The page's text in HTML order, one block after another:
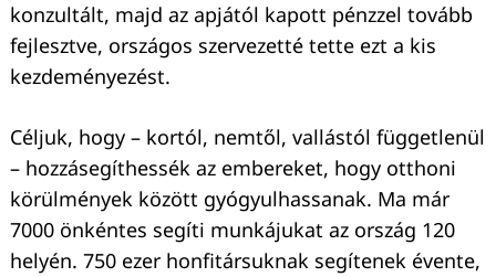
konzultált, majd az apjától kapott pénzzel tovább
fejlesztve, országos szervezetté tette ezt a kis
kezdeményezést.
Céljuk, hogy – kortól, nemtől, vallástól függetlenül
– hozzásegíthessék az embereket, hogy otthoni
körülmények között gyógyulhassanak. Ma már
7000 önkéntes segíti munkájukat az ország 120
helyén. 750 ezer honfitársuknak segítenek évente,